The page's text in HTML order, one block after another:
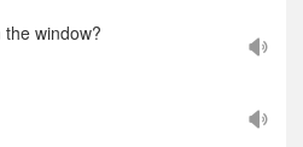
window?